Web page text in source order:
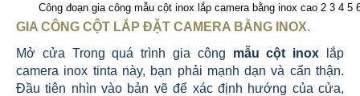
Công đoạn gia công mẫu cột inox lắp camera bằng inox cao 2 3 4 5
GIA CÔNG CỘT LẮP ĐẶT CAMERA BẰNG INOX.
Mở cửa Trong quá trình gia công mẫu cột inox lắp
camera inox tinta này, bạn phải mạnh dạn và cẩn thận.
Đầu tiên nhìn vào bản vẽ để xác định hướng của cửa,